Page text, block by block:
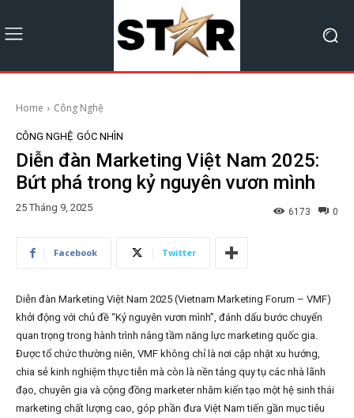
Home Công Nghệ
CÔNG NGHỆ GÓC NHÌN
Diễn đàn Marketing Việt Nam 2025:
Bứt phá trong kỷ nguyên vươn mình
25 Tháng 9, 2025 0
6173
Facebook Twitter
Diễn đàn Marketing Việt Nam 2025 (Vietnam Marketing Forum – VMF)
khởi động với chủ đề “Kỷ nguyên vươn mình”, đánh dấu bước chuyển
quan trọng trong hành trình nâng tầm năng lực marketing quốc gia.
Được tổ chức thường niên, VMF không chỉ là nơi cập nhật xu hướng,
chia sẻ kinh nghiệm thực tiễn mà còn là nền tảng quy tụ các nhà lãnh
đạo, chuyên gia và cộng đồng marketer nhằm kiến tạo một hệ sinh thái
marketing chất lượng cao, góp phần đưa Việt Nam tiến gần mục tiêu